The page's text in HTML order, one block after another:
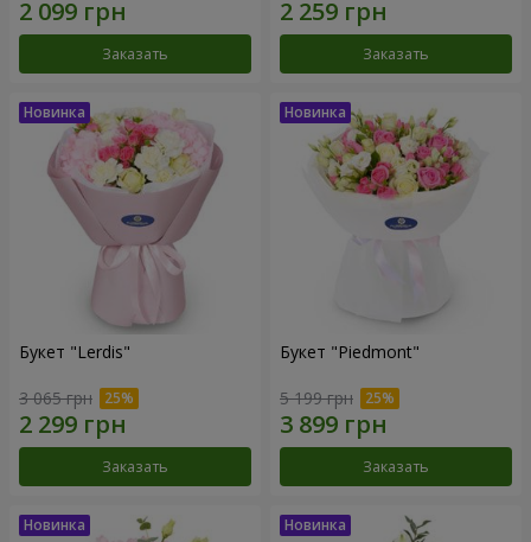
Заказать Заказать
Букет "Lerdis"
3 065 грн
Заказать
Букет "Piedmont"
5 199 грн
Заказать